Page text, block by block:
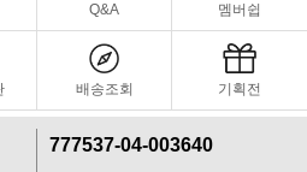
Q&A 멤버쉽
배송조회 기획전
777537-04-003640